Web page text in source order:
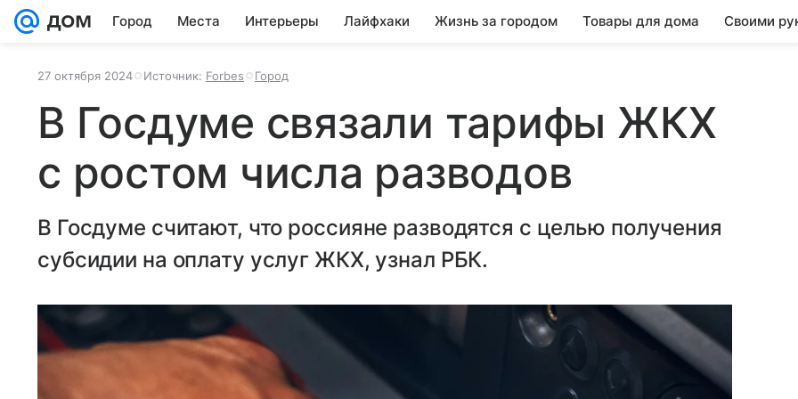
Город Места Интерьеры Лайфхаки Жизнь за городом Товары для дома Своими
27 октября 2024 Источник: Forbes Город
В Госдуме связали тарифы ЖКХ
с ростом числа разводов
В Госдуме считают, что россияне разводятся с целью получения
субсидии на оплату услуг ЖКХ, узнал РБК.